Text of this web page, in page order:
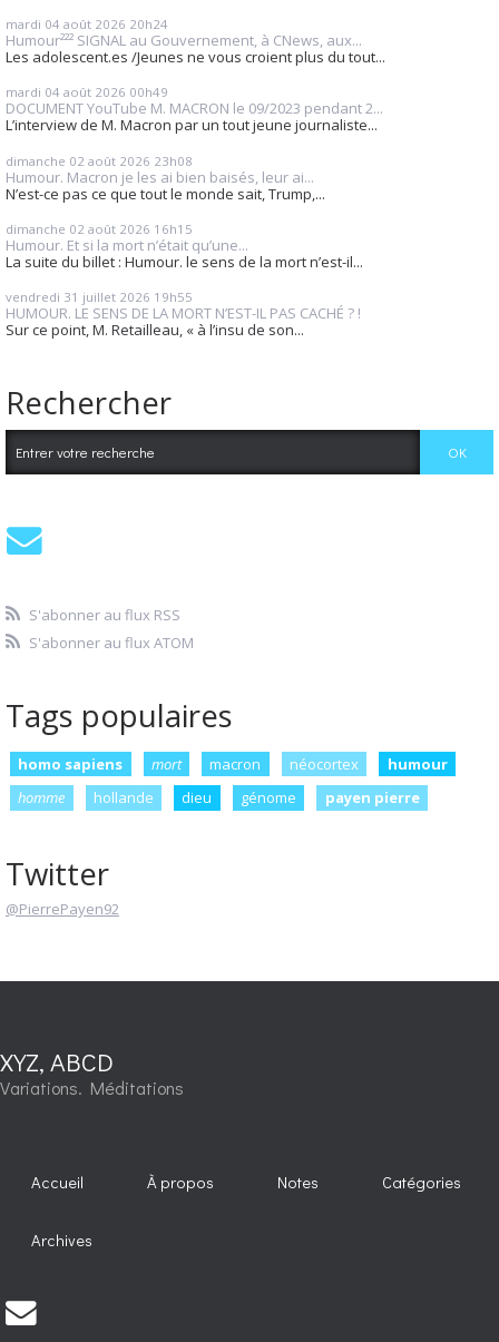
mardi 04 août 2026 20h24
Humour²²² SIGNAL au Gouvernement, à CNews, aux...
Les adolescent.es /Jeunes ne vous croient plus du tout...
mardi 04 août 2026 00h49
DOCUMENT YouTube M. MACRON le 09/2023 pendant 2...
L’interview de M. Macron par un tout jeune journaliste...
dimanche 02 août 2026 23h08
Humour. Macron je les ai bien baisés, leur ai...
N’est-ce pas ce que tout le monde sait, Trump,...
dimanche 02 août 2026 16h15
Humour. Et si la mort n’était qu’une...
La suite du billet : Humour. le sens de la mort n’est-il...
vendredi 31 juillet 2026 19h55
HUMOUR. LE SENS DE LA MORT N’EST-IL PAS CACHÉ ? !
Sur ce point, M. Retailleau, « à l’insu de son...
Rechercher
S'abonner au flux RSS
S'abonner au flux ATOM
Tags populaires
homo sapiens mort macron néocortex
humour
homme
hollande dieu génome payen pierre
Twitter
@PierrePayen92
XYZ, ABCD
Variations. Méditations
Accueil À propos Notes Catégories
Archives